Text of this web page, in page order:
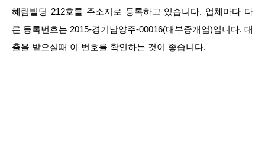
혜림빌딩 212호를 주소지로 등록하고 있습니다. 업체마다 다
른 등록번호는 2015-경기남양주-00016(대부중개업)입니다. 대
출을 받으실때 이 번호를 확인하는 것이 좋습니다.